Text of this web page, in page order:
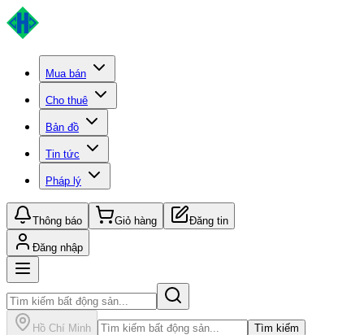
Mua bán
Cho thuê
Bản đồ
Tin tức
Pháp lý
Thông báo Giỏ hàng Đăng tin
Đăng nhập
Hồ Chí Minh Tìm kiếm